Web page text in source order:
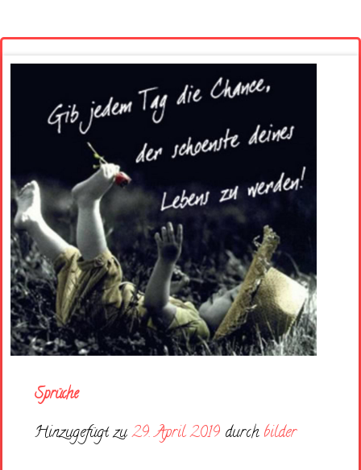
Sprüche
Hinzugefügt zu29. April 2019 durch bilder